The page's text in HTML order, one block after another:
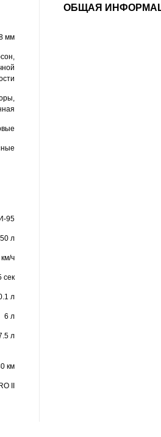
мм
ОБЩАЯ
95
50 л
ч
сек
л
6 л
л
км
II